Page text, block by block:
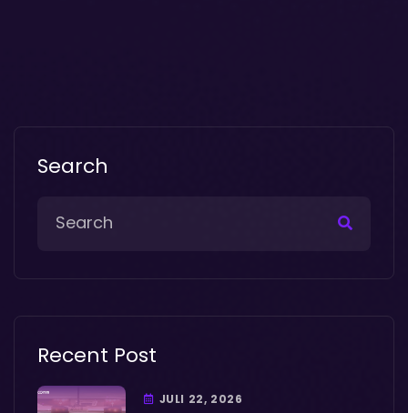
Search
Recent Post
JULI 22, 2026